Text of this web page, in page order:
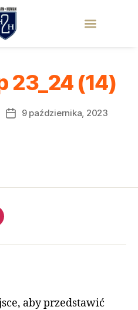
23_24 (14)
9 października, 2023
aby przedstawić